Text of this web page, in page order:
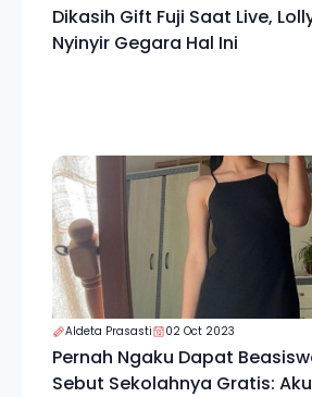
Dikasih Gift Fuji Saat Live,
Nyinyir Gegara Hal Ini
Aldeta Prasasti 02 Oct 2023
Pernah Ngaku Dapat
Sebut Sekolahnya Gratis: